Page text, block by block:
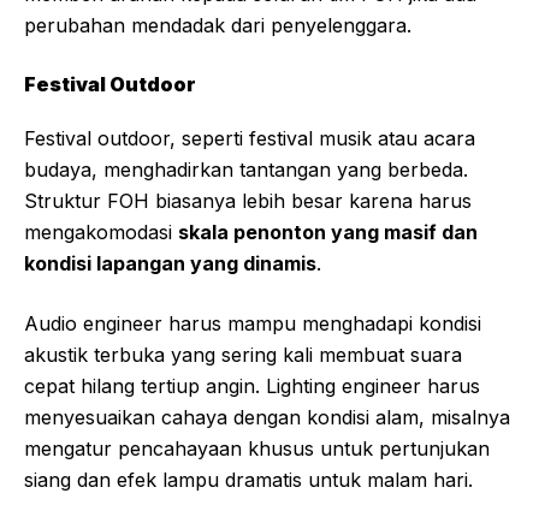
perubahan mendadak dari penyelenggara.
Festival Outdoor
Festival outdoor, seperti festival musik atau acara
budaya, menghadirkan tantangan yang berbeda.
Struktur FOH biasanya lebih besar karena harus
mengakomodasi skala penonton yang masif dan
kondisi lapangan yang dinamis.
Audio engineer harus mampu menghadapi kondisi
akustik terbuka yang sering kali membuat suara
cepat hilang tertiup angin. Lighting engineer harus
menyesuaikan cahaya dengan kondisi alam, misalnya
mengatur pencahayaan khusus untuk pertunjukan
siang dan efek lampu dramatis untuk malam hari.